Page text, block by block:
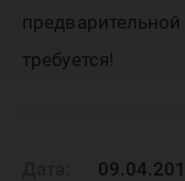
предварительной
требуется!